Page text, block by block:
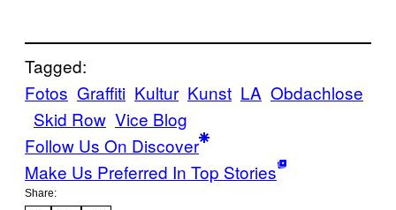
Tagged:
Fotos Graffiti Kultur Kunst LA Obdachlose
Skid Row Vice Blog
Follow Us On Discover
Make Us Preferred In Top Stories
Share: